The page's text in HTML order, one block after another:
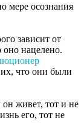
мере осознания
зависит от
оно нацелено.
что они были
он живет, тот и не
его, тот не